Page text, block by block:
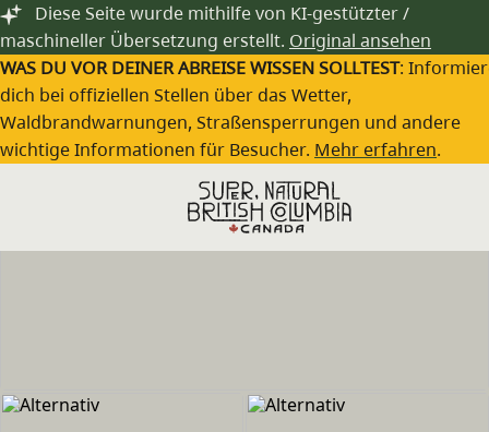
Zum Hauptinhalt springen
Diese Seite wurde mithilfe von KI-gestützter /
maschineller Übersetzung erstellt. Original ansehen
WAS DU VOR DEINER ABREISE WISSEN SOLLTEST:
dich bei offiziellen Stellen über das Wetter,
Waldbrandwarnungen, Straßensperrungen und andere
wichtige Informationen für Besucher. Mehr erfahren.